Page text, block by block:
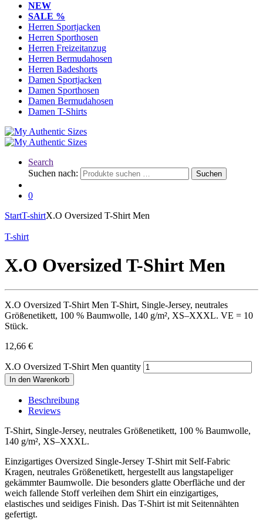
NEW
SALE %
Herren Sportjacken
Herren Sporthosen
Herren Freizeitanzug
Herren Bermudahosen
Herren Badeshorts
Damen Sportjacken
Damen Sporthosen
Damen Bermudahosen
Damen T-Shirts
Search
Suchen nach:
Suchen
0
StartT-shirtX.O Oversized T-Shirt Men
T-shirt
X.O Oversized T-Shirt Men
X.O Oversized T-Shirt Men T-Shirt, Single-Jersey, neutrales
Größenetikett, 100 % Baumwolle, 140 g/m², XS–XXXL. VE = 10
Stück.
12,66 €
X.O Oversized T-Shirt Men quantity
In den Warenkorb
Beschreibung
Reviews
T-Shirt, Single-Jersey, neutrales Größenetikett, 100 % Baumwolle,
140 g/m², XS–XXXL.
Einzigartiges Oversized Single-Jersey T-Shirt mit Self-Fabric
Kragen, neutrales Größenetikett, hergestellt aus langstapeliger
gekämmter Baumwolle. Die besonders glatte Oberfläche und der
weich fallende Stoff verleihen dem Shirt ein einzigartiges,
elastisches und seidiges Finish. Das T-Shirt ist mit Seitennähten
gefertigt.